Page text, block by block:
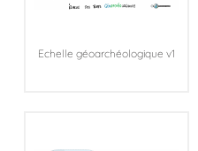
Echelle géoarchéologique v1